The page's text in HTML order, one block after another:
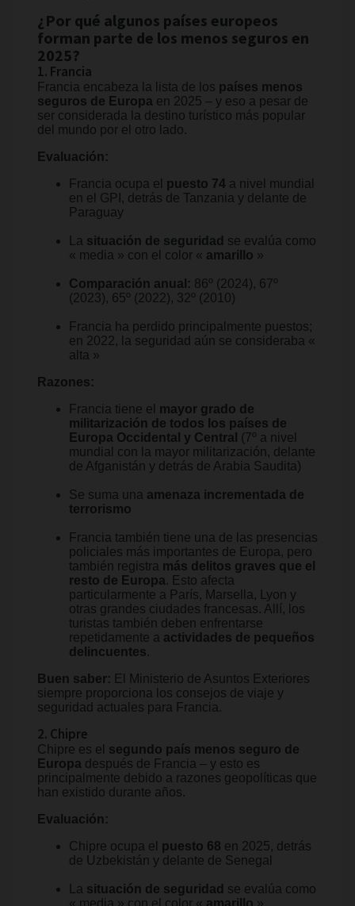
¿Por qué algunos países europeos
forman parte de los menos seguros en
2025?
1. Francia
Francia encabeza la lista de los países menos
seguros de Europa en 2025 – y eso a pesar de
ser considerada la destino turístico más popular
del mundo por el otro lado.
Evaluación:
Francia ocupa el puesto 74 a nivel mundial
en el GPI, detrás de Tanzania y delante de
Paraguay
La situación de seguridad se evalúa como
« media » con el color « amarillo »
Comparación anual: 86º (2024), 67º
(2023), 65º (2022), 32º (2010)
Francia ha perdido principalmente puestos;
en 2022, la seguridad aún se consideraba «
alta »
Razones:
Francia tiene el mayor grado de
militarización de todos los países de
Europa Occidental y Central (7º a nivel
mundial con la mayor militarización, delante
de Afganistán y detrás de Arabia Saudita)
Se suma una amenaza incrementada de
terrorismo
Francia también tiene una de las presencias
policiales más importantes de Europa, pero
también registra más delitos graves que el
resto de Europa. Esto afecta
particularmente a París, Marsella, Lyon y
otras grandes ciudades francesas. Allí, los
turistas también deben enfrentarse
repetidamente a actividades de pequeños
delincuentes.
Buen saber: El Ministerio de Asuntos Exteriores
siempre proporciona los consejos de viaje y
seguridad actuales para Francia.
2. Chipre
Chipre es el segundo país menos seguro de
Europa después de Francia – y esto es
principalmente debido a razones geopolíticas que
han existido durante años.
Evaluación:
Chipre ocupa el puesto 68 en 2025, detrás
de Uzbekistán y delante de Senegal
La situación de seguridad se evalúa como
« media » con el color « amarillo »